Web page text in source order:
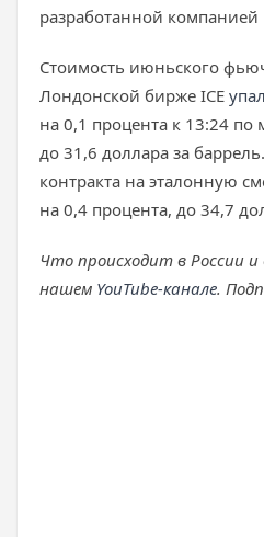
разработанной компанией
Стоимость июньского
Лондонской бирже ICE
на 0,1 процента к 13:24 по
до 31,6 доллара за
контракта на эталонную
на 0,4 процента, до 34,7
Что происходит в России и
нашем YouTube-канале.